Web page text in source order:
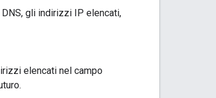
gli indirizzi IP elencati,
elencati nel campo